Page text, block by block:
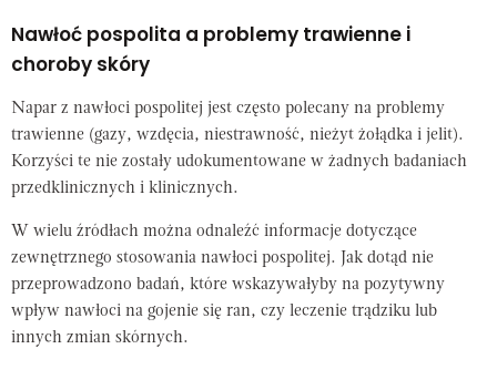
Nawłoć pospolita a problemy trawienne i
choroby skóry
Napar z nawłoci pospolitej jest często polecany na problemy
trawienne (gazy, wzdęcia, niestrawność, nieżyt żołądka i jelit).
Korzyści te nie zostały udokumentowane w żadnych badaniach
przedklinicznych i klinicznych.
W wielu źródłach można odnaleźć informacje dotyczące
zewnętrznego stosowania nawłoci pospolitej. Jak dotąd nie
przeprowadzono badań, które wskazywałyby na pozytywny
wpływ nawłoci na gojenie się ran, czy leczenie trądziku lub
innych zmian skórnych.